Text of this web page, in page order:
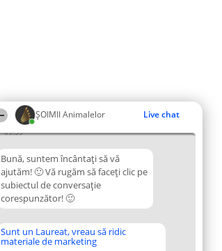
ŞOIMII Animalelor Live chat
09:39
Bună, suntem încântați să vă
ajutăm! 🙂 Vă rugăm să faceți clic pe
subiectul de conversație
corespunzător! 🙂
Sunt un Laureat, vreau să ridic
materiale de marketing